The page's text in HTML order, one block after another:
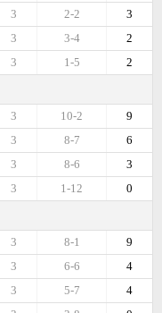
3
2-2
3
2
3-4
3
2
1-5
3
9
10-2
3
6
8-7
3
3
8-6
3
0
1-12
3
9
8-1
3
4
6-6
3
4
5-7
3